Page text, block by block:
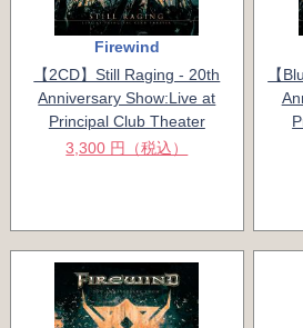
Firewind
【2CD】Still Raging - 20th
Anniversary Show:Live at
Principal Club Theater
3,300 円（税込）
【